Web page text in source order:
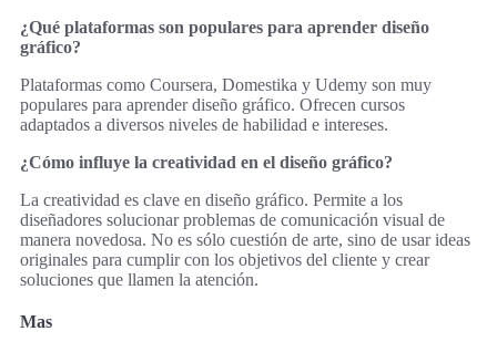
¿Qué plataformas son populares para aprender diseño
gráfico?
Plataformas como Coursera, Domestika y Udemy son muy
populares para aprender diseño gráfico. Ofrecen cursos
adaptados a diversos niveles de habilidad e intereses.
¿Cómo influye la creatividad en el diseño gráfico?
La creatividad es clave en diseño gráfico. Permite a los
diseñadores solucionar problemas de comunicación visual de
manera novedosa. No es sólo cuestión de arte, sino de usar ideas
originales para cumplir con los objetivos del cliente y crear
soluciones que llamen la atención.
Mas